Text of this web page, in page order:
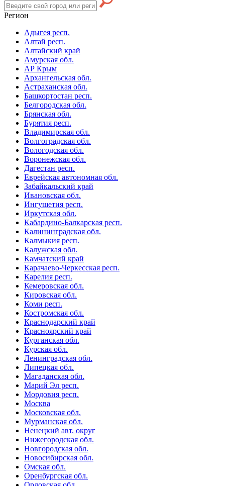
Регион
Адыгея респ.
Алтай респ.
Алтайский край
Амурская обл.
АР Крым
Архангельская обл.
Астраханская обл.
Башкортостан респ.
Белгородская обл.
Брянская обл.
Бурятия респ.
Владимирская обл.
Волгоградская обл.
Вологодская обл.
Воронежская обл.
Дагестан респ.
Еврейская автономная обл.
Забайкальский край
Ивановская обл.
Ингушетия респ.
Иркутская обл.
Кабардино-Балкарская респ.
Калининградская обл.
Калмыкия респ.
Калужская обл.
Камчатский край
Карачаево-Черкесская респ.
Карелия респ.
Кемеровская обл.
Кировская обл.
Коми респ.
Костромская обл.
Краснодарский край
Красноярский край
Курганская обл.
Курская обл.
Ленинградская обл.
Липецкая обл.
Магаданская обл.
Марий Эл респ.
Мордовия респ.
Москва
Московская обл.
Мурманская обл.
Ненецкий авт. округ
Нижегородская обл.
Новгородская обл.
Новосибирская обл.
Омская обл.
Оренбургская обл.